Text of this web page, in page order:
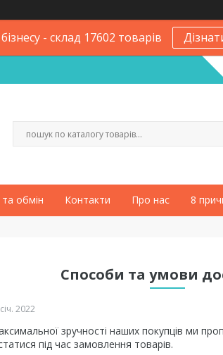
- склад 17602 товарів
обмін Контакти Про нас 8
Способи та умови
січ. 2022
зручності наших покупців ми
під час замовлення товарів.